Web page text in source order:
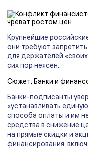
Крупнейшие
они требуют
для держателей
сих пор неясен.
Сюжет: Банки и
Банки-подписанты
«устанавливать
способа оплаты и им
средства в снижение
на прямые скидки и
финансирования,